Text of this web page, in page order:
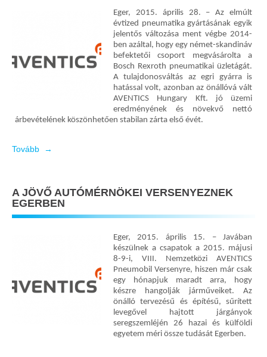
Eger, 2015. április 28. – Az elmúlt
évtized pneumatika gyártásának egyik
jelentős változása ment végbe 2014-
ben azáltal, hogy egy német-skandináv
befektetői csoport megvásárolta a
Bosch Rexroth pneumatikai üzletágát.
A tulajdonosváltás az egri gyárra is
hatással volt, azonban az önállóvá vált
AVENTICS Hungary Kft. jó üzemi
eredményének és növekvő nettó
árbevételének köszönhetően stabilan zárta első évét.
Tovább →
A JÖVŐ AUTÓMÉRNÖKEI VERSENYEZNEK
EGERBEN
Eger, 2015. április 15. – Javában
készülnek a csapatok a 2015. májusi
8-9-i, VIII. Nemzetközi AVENTICS
Pneumobil Versenyre, hiszen már csak
egy hónapjuk maradt arra, hogy
készre hangolják járműveiket. Az
önálló tervezésű és építésű, sűrített
levegővel hajtott járgányok
seregszemléjén 26 hazai és külföldi
egyetem méri össze tudását Egerben.